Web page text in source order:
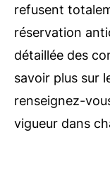
refusent
réservation
détaillée des
savoir plus sur
renseignez-
vigueur dans